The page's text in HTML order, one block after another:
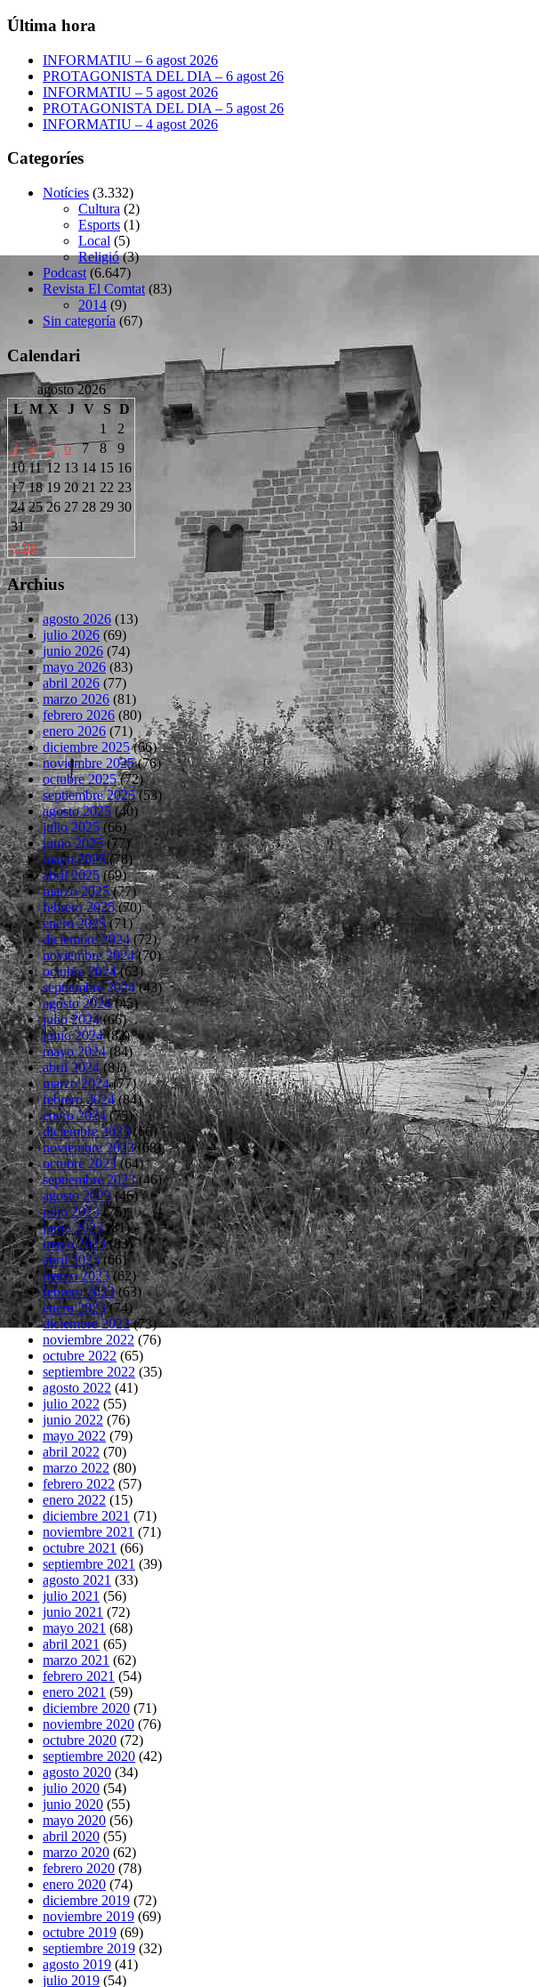
Última hora
INFORMATIU – 6 agost 2026
PROTAGONISTA DEL DIA – 6 agost 26
INFORMATIU – 5 agost 2026
PROTAGONISTA DEL DIA – 5 agost 26
INFORMATIU – 4 agost 2026
Categoríes
Notícies (3.332)
Cultura (2)
Esports (1)
Local (5)
Religió(3)
Podcast (6.647)
Revista El Comtat (83)
2014 (9)
Sin categoría (67)
Calendari
agosto 2026
L M X J V S D
« Jul
1
2
3
4 5 6 7 8
9
10 11 12 13 14 15 16
17 18 19 20 21 22 23
24 25 26 27 28 29 30
31
Archius
agosto 2026 (13)
julio 2026 (69)
junio 2026 (74)
mayo 2026 (83)
abril 2026 (77)
marzo 2026 (81)
febrero 2026 (80)
enero 2026 (71)
diciembre 2025(66)
noviembre 2025(76)
octubre 2025(72)
septiembre 2025(53)
agosto 2025(40)
julio 2025 (66)
junio 2025(77)
mayo 2025(78)
abril 2025(69)
marzo 2025(77)
febrero 2025(70)
enero 2025(71)
diciembre 2024(72)
noviembre 2024(70)
octubre 2024(63)
septiembre 2024(43)
agosto 2024(45)
julio 2024(66)
junio 2024(82)
mayo 2024(84)
abril 2024(81)
marzo 2024(77)
febrero 2024(84)
enero 2024(75)
diciembre 2023(66)
noviembre 2023(68)
octubre 2023(64)
septiembre 2023(46)
agosto 2023(46)
julio 2023(75)
junio 2023(81)
mayo 2023(83)
abril 2023(66)
marzo 2023(62)
febrero 2023(63)
enero 2023(74)
diciembre 2022(73)
noviembre 2022 (76)
octubre 2022 (65)
septiembre 2022 (35)
agosto 2022 (41)
julio 2022 (55)
junio 2022 (76)
mayo 2022 (79)
abril 2022 (70)
marzo 2022 (80)
febrero 2022 (57)
enero 2022 (15)
diciembre 2021 (71)
noviembre 2021 (71)
octubre 2021 (66)
septiembre 2021 (39)
agosto 2021 (33)
julio 2021 (56)
junio 2021 (72)
mayo 2021 (68)
abril 2021 (65)
marzo 2021 (62)
febrero 2021 (54)
enero 2021 (59)
diciembre 2020 (71)
noviembre 2020 (76)
octubre 2020 (72)
septiembre 2020 (42)
agosto 2020 (34)
julio 2020 (54)
junio 2020 (55)
mayo 2020 (56)
abril 2020 (55)
marzo 2020 (62)
febrero 2020 (78)
enero 2020 (74)
diciembre 2019 (72)
noviembre 2019 (69)
octubre 2019 (69)
septiembre 2019 (32)
agosto 2019 (41)
julio 2019 (54)